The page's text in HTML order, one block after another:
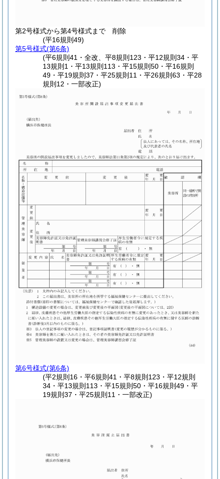
第2号様式から第4号様式まで 削除
(平16規則49)
第5号様式(第6条)
(平6規則41・全改、平8規則123・平12規則34・平
13規則1・平13規則113・平15規則50・平16規則
49・平19規則37・平25規則11・平26規則63・平28
規則12・一部改正)
第6号様式(第6条)
(平2規則16・平6規則41・平8規則123・平12規則
34・平13規則113・平15規則50・平16規則49・平
19規則37・平25規則11・一部改正)